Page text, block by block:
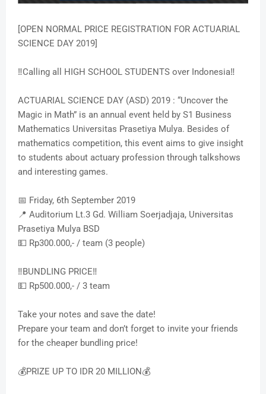
[OPEN NORMAL PRICE REGISTRATION FOR ACTUARIAL
SCIENCE DAY 2019]
‼️Calling all HIGH SCHOOL STUDENTS over Indonesia‼️
ACTUARIAL SCIENCE DAY (ASD) 2019 : “Uncover the
Magic in Math” is an annual event held by S1 Business
Mathematics Universitas Prasetiya Mulya. Besides of
mathematics competition, this event aims to give insight
to students about actuary profession through talkshows
and interesting games.
📅 Friday, 6th September 2019
📍 Auditorium Lt.3 Gd. William Soerjadjaja, Universitas
Prasetiya Mulya BSD
💵 Rp300.000,- / team (3 people)
‼️BUNDLING PRICE‼️
💵 Rp500.000,- / 3 team
Take your notes and save the date!
Prepare your team and don’t forget to invite your friends
for the cheaper bundling price!
💰PRIZE UP TO IDR 20 MILLION💰